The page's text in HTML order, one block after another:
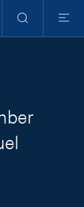
Ricerca
Menu